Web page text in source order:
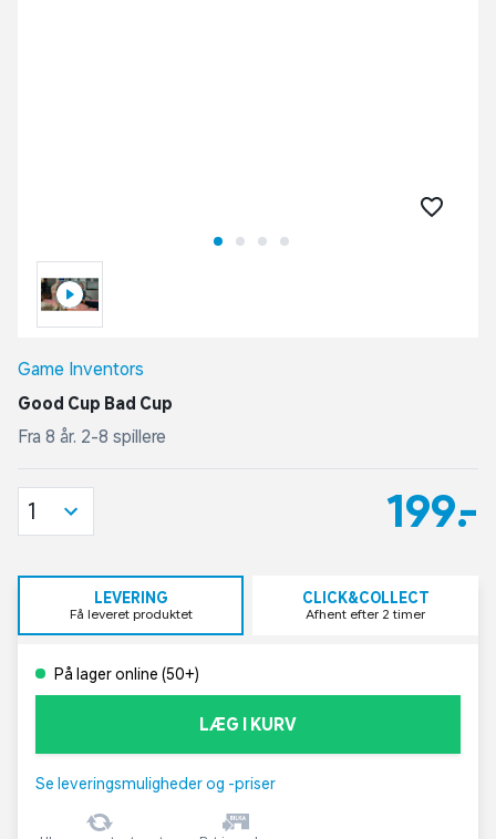
Game Inventors
Good Cup Bad Cup
Fra 8 år. 2-8 spillere
199,-
1
LEVERING
Få leveret produktet
CLICK&COLLECT
Afhent efter 2 timer
På lager online (50+)
LÆG I KURV
Se leveringsmuligheder og -priser